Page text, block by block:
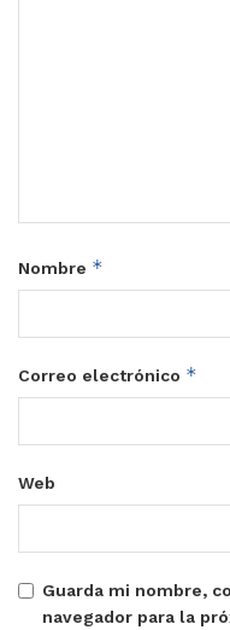
Nombre *
Correo electrónico *
Web
Guarda mi nombre,
navegador para la